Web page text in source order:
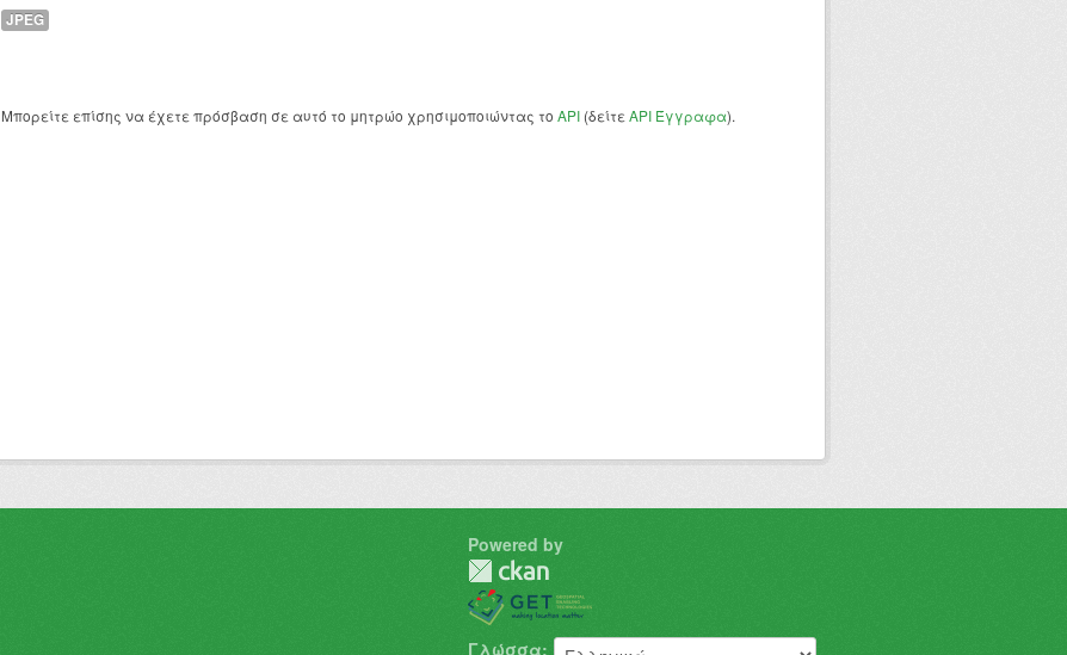
JPEG
Μπορείτε επίσης να έχετε πρόσβαση σε αυτό το μητρώο χρησιμοποιώντας το API (δείτε API Έγγραφα).
Powered by
Γλώσσα